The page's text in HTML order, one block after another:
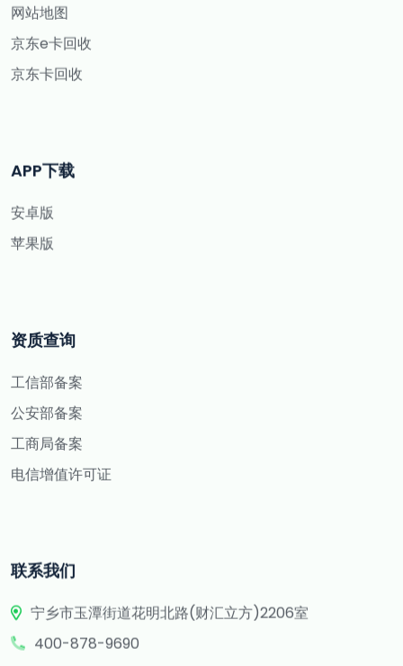
网站地图
京东e卡回收
京东卡回收
APP下载
安卓版
苹果版
资质查询
工信部备案
公安部备案
工商局备案
电信增值许可证
联系我们
宁乡市玉潭街道花明北路(财汇立方)2206室
400-878-9690